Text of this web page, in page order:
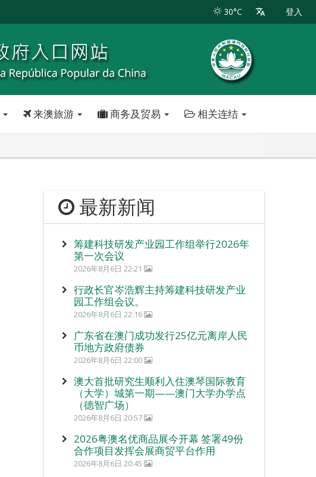
30°C 登入
来澳旅游 商务及贸易 相关连结
最新新闻
筹建科技研发产业园工作组举行2026年
第一次会议
2026年8月6日 22:21
行政长官岑浩辉主持筹建科技研发产业
园工作组会议。
2026年8月6日 22:16
广东省在澳门成功发行25亿元离岸人民
币地方政府债券
2026年8月6日 22:00
澳大首批研究生顺利入住澳琴国际教育
（大学）城第一期——澳门大学办学点
（德智广场）
2026年8月6日 20:57
2026粤澳名优商品展今开幕 签署49份
合作项目发挥会展商贸平台作用
2026年8月6日 20:45